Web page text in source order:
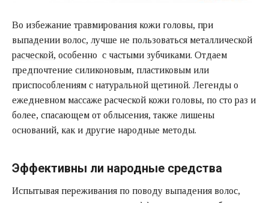
Во избежание травмирования кожи головы, при
выпадении волос, лучше не пользоваться металлической
расческой, особенно с частыми зубчиками. Отдаем
предпочтение силиконовым, пластиковым или
приспособлениям с натуральной щетиной. Легенды о
ежедневном массаже расческой кожи головы, по сто раз и
более, спасающем от облысения, также лишены
оснований, как и другие народные методы.
Эффективны ли народные средства
Испытывая переживания по поводу выпадения волос,